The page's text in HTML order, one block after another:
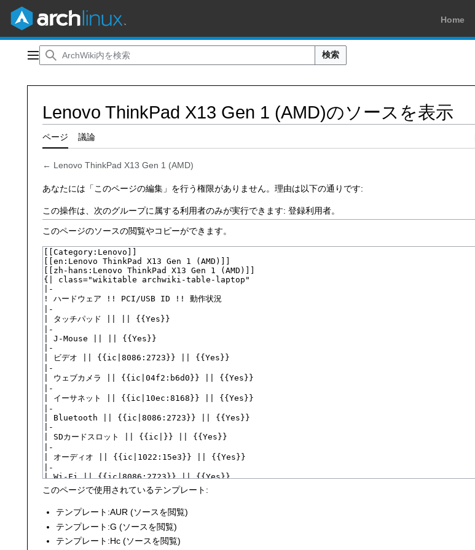
Home
メインメニュー 検索
Lenovo ThinkPad X13 Gen 1 (AMD)のソースを表示
ページ 議論
← Lenovo ThinkPad X13 Gen 1 (AMD)
あなたには「このページの編集」を行う権限がありません。理由は以下の通りです:
この操作は、次のグループに属する利用者のみが実行できます: 登録利用者。
このページのソースの閲覧やコピーができます。
このページで使用されているテンプレート:
テンプレート:AUR (ソースを閲覧)
テンプレート:G (ソースを閲覧)
テンプレート:Hc (ソースを閲覧)